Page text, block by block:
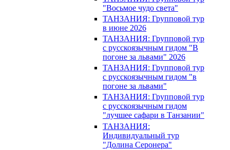
"Восьмое чудо света"
ТАНЗАНИЯ: Групповой тур
в июне 2026
ТАНЗАНИЯ: Групповой тур
с русскоязычным гидом "В
погоне за львами" 2026
ТАНЗАНИЯ: Групповой тур
с русскоязычным гидом "в
погоне за львами"
ТАНЗАНИЯ: Групповой тур
с русскоязычным гидом
"лучшее сафари в Танзании"
ТАНЗАНИЯ:
Индивидуальный тур
"Долина Серонера"